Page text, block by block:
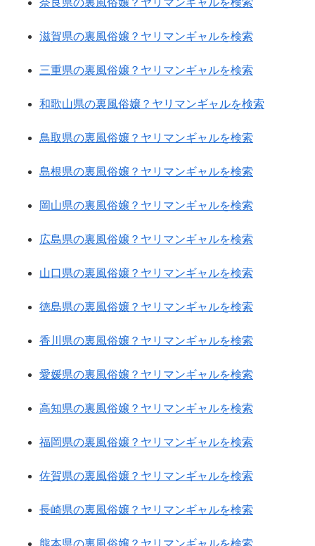
滋賀県の裏風俗嬢？ヤリマンギャルを検索
三重県の裏風俗嬢？ヤリマンギャルを検索
和歌山県の裏風俗嬢？ヤリマンギャルを検索
鳥取県の裏風俗嬢？ヤリマンギャルを検索
島根県の裏風俗嬢？ヤリマンギャルを検索
岡山県の裏風俗嬢？ヤリマンギャルを検索
広島県の裏風俗嬢？ヤリマンギャルを検索
山口県の裏風俗嬢？ヤリマンギャルを検索
徳島県の裏風俗嬢？ヤリマンギャルを検索
香川県の裏風俗嬢？ヤリマンギャルを検索
愛媛県の裏風俗嬢？ヤリマンギャルを検索
高知県の裏風俗嬢？ヤリマンギャルを検索
福岡県の裏風俗嬢？ヤリマンギャルを検索
佐賀県の裏風俗嬢？ヤリマンギャルを検索
長崎県の裏風俗嬢？ヤリマンギャルを検索
熊本県の裏風俗嬢？ヤリマンギャルを検索